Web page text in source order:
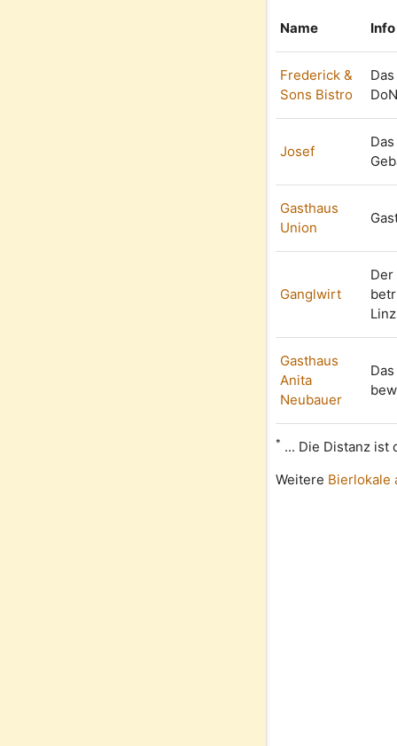
Name Info
Frederick &
Sons Bistro
Josef
Gasthaus
Union
Ganglwirt
Gasthaus
Anita
Neubauer
* ... Die Distanz ist
Weitere Bierlokale